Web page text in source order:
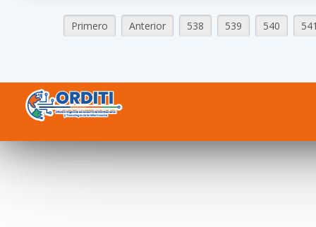
Primero Anterior 538 539 540